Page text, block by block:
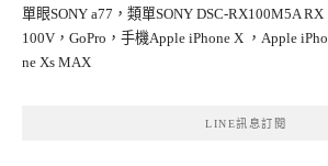
單眼SONY a77，類單SONY DSC-RX100M5A RX
100V，GoPro，手機Apple iPhone X ，Apple iPho
ne Xs MAX
LINE訊息訂閱